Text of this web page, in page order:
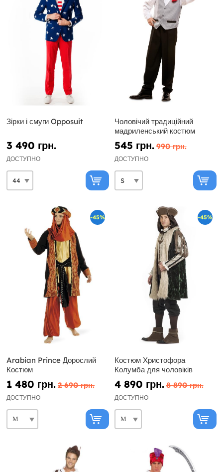
Зірки і смуги Opposuit
3 490 грн.
ДОСТУПНО
Чоловічий традиційний
мадриленський костюм
545 грн. 990 грн.
ДОСТУПНО
-45%
Arabian Prince Дорослий
Костюм
1 480 грн. 2 690 грн.
ДОСТУПНО
-45%
Костюм Христофора
Колумба для чоловіків
4 890 грн. 8 890 грн.
ДОСТУПНО